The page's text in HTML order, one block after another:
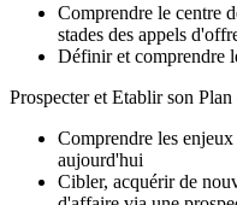
Comprendre le centre
stades des appels
Définir et comprendre
Prospecter et Etablir son
Comprendre les
aujourd'hui
Cibler, acquérir de